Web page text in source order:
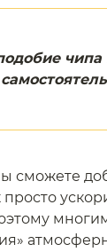
чипа
сможете